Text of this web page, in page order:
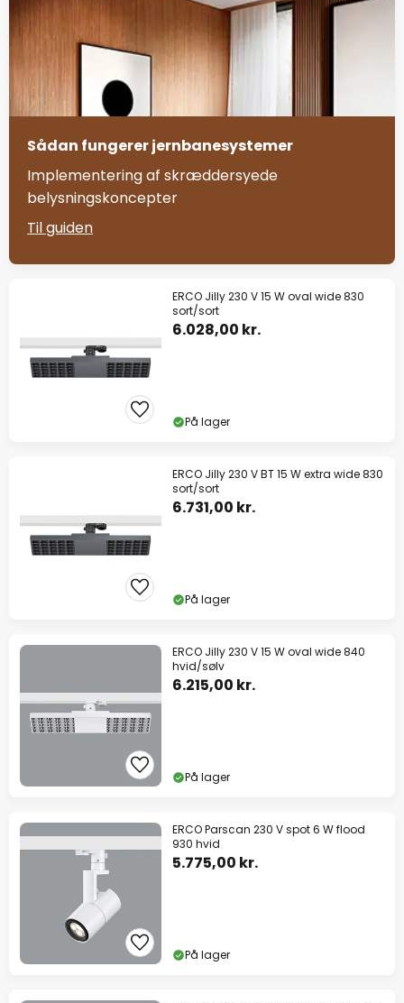
Sådan fungerer jernbanesystemer
Implementering af skræddersyede
belysningskoncepter
Til guiden
ERCO Jilly 230 V 15 W oval wide 830
sort/sort
6.028,00 kr.
På lager
ERCO Jilly 230 V BT 15 W extra wide 830
sort/sort
6.731,00 kr.
På lager
ERCO Jilly 230 V 15 W oval wide 840
hvid/sølv
6.215,00 kr.
På lager
ERCO Parscan 230 V spot 6 W flood
930 hvid
5.775,00 kr.
På lager